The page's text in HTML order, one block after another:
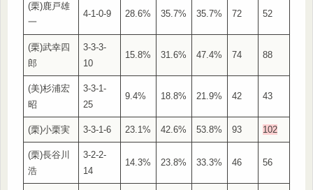
(栗)鹿戸雄
一
4-1-0-9 28.6% 35.7% 35.7% 72 52
(栗)武幸四
郎
3-3-3-
10
15.8% 31.6% 47.4% 74 88
(美)杉浦宏
昭
3-3-1-
25
9.4% 18.8% 21.9% 42 43
(栗)小栗実 3-3-1-6 23.1% 42.6% 53.8% 93 102
(栗)長谷川
浩
3-2-2-
14
14.3% 23.8% 33.3% 46 56